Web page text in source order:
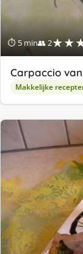
⏱ 5 min👥 2
Carpaccio
Makkelijke